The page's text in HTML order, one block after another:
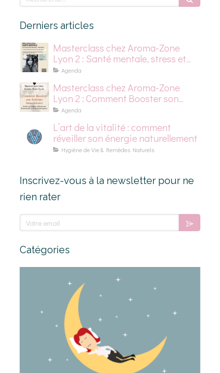
Derniers articles
Masterclass chez Aroma-Zone
Lyon 2 : Santé mentale, stress et
dépression saisonnière
Agenda
Masterclass chez Aroma-Zone
Lyon 2 : Comment Booster son
Système Immunitaire
Agenda
L’art de la vitalité : comment
réveiller son énergie naturellement
Hygiène de Vie & Remèdes Naturels
Inscrivez-vous à la newsletter pour ne
rien rater
Votre email
Catégories